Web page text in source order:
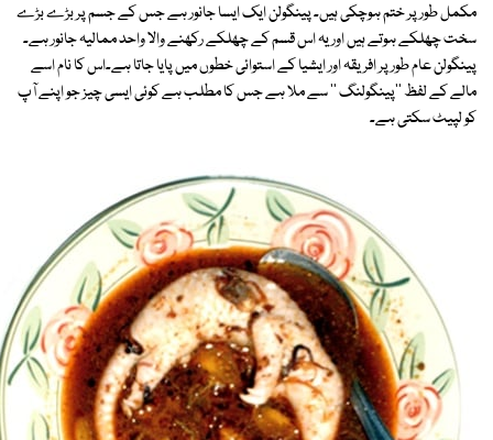
مکمل طورپر ختم ہوچکی ہیں۔ پینگولن ایک ایسا جانور ہے جس کے جسم پر بڑے بڑے
سخت چھلکے ہوتے ہیں اور یہ اس قسم کے چھلکے رکھنے والا واحد ممالیہ جانور ہے۔
پینگولن عام طورپر افریقہ اور ایشیا کے استوائی خطوں میں پایا جاتا ہے۔اس کا نام اسے
مالے کے لفظ ''پینگولنگ '' سے ملا ہے جس کا مطلب ہے کوئی ایسی چیز جو اپنے آپ
کو لپیٹ سکتی ہے۔